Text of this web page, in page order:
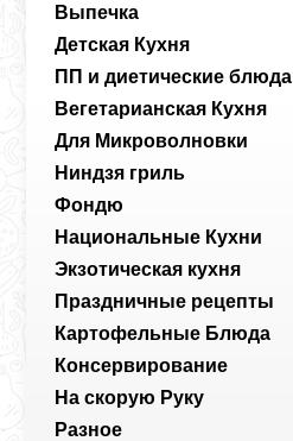
Выпечка
Детская Кухня
ПП и диетические блюда
Вегетарианская Кухня
Для Микроволновки
Ниндзя гриль
Фондю
Национальные Кухни
Экзотическая кухня
Праздничные рецепты
Картофельные Блюда
Консервирование
На скорую Руку
Разное